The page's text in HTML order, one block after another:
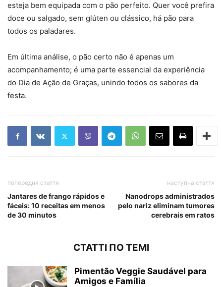
esteja bem equipada com o pão perfeito. Quer você prefira
doce ou salgado, sem glúten ou clássico, há pão para
todos os paladares.
Em última análise, o pão certo não é apenas um
acompanhamento; é uma parte essencial da experiência
do Dia de Ação de Graças, unindo todos os sabores da
festa.
попередня стаття
Jantares de frango rápidos e
fáceis: 10 receitas em menos
de 30 minutos
наступна стаття
Nanodrops administrados
pelo nariz eliminam tumores
cerebrais em ratos
СТАТТІ ПО ТЕМІ
Pimentão Veggie Saudável para
Amigos e Família